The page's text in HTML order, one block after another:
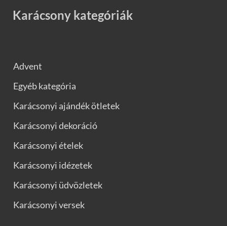
Karácsony kategóriák
Advent
Egyéb kategória
Karácsonyi ajándék ötletek
Karácsonyi dekoráció
Karácsonyi ételek
Karácsonyi idézetek
Karácsonyi üdvözletek
Karácsonyi versek